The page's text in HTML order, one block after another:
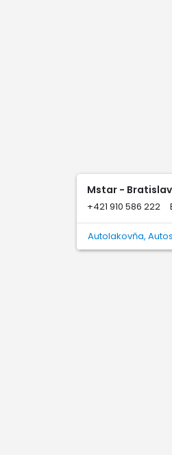
Mstar -
+421 910 586 222
Autolakovňa,